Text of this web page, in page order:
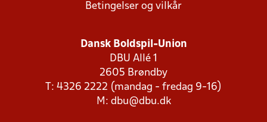
Betingelser og vilkår
Dansk Boldspil-Union
DBU Allé 1
2605 Brøndby
T: 4326 2222 (mandag - fredag 9-16)
M: dbu@dbu.dk